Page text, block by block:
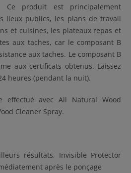
Ce produit est principalement
lieux publics, les plans de travail
et cuisines, les plateaux repas et
aux taches, car le composant B
aux taches. Le composant B
aux certificats obtenus. Laissez
heures (pendant la nuit).
effectué avec All Natural Wood
Cleaner Spray.
résultats, Invisible Protector
après le ponçage